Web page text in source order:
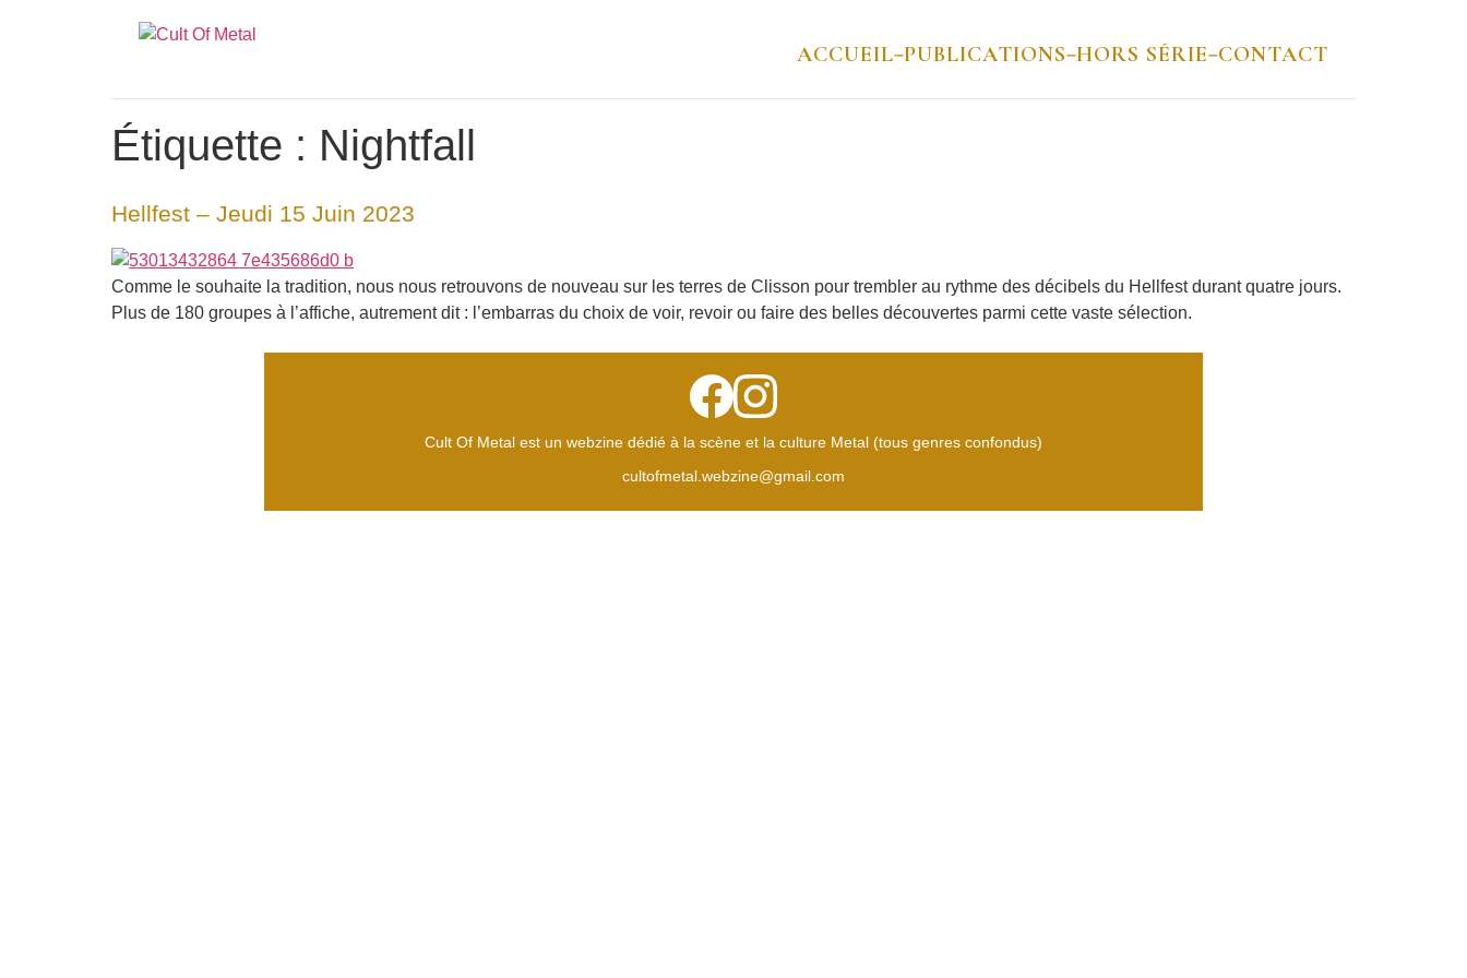
ACCUEIL–PUBLICATIONS–HORS SÉRIE–CONTACT
Étiquette : Nightfall
Hellfest – Jeudi 15 Juin 2023
Comme le souhaite la tradition, nous nous retrouvons de nouveau sur les terres de Clisson pour trembler au rythme des décibels du Hellfest durant quatre jours.
Plus de 180 groupes à l’affiche, autrement dit : l’embarras du choix de voir, revoir ou faire des belles découvertes parmi cette vaste sélection.
Cult Of Metal est un webzine dédié à la scène et la culture Metal (tous genres confondus)
cultofmetal.webzine@gmail.com